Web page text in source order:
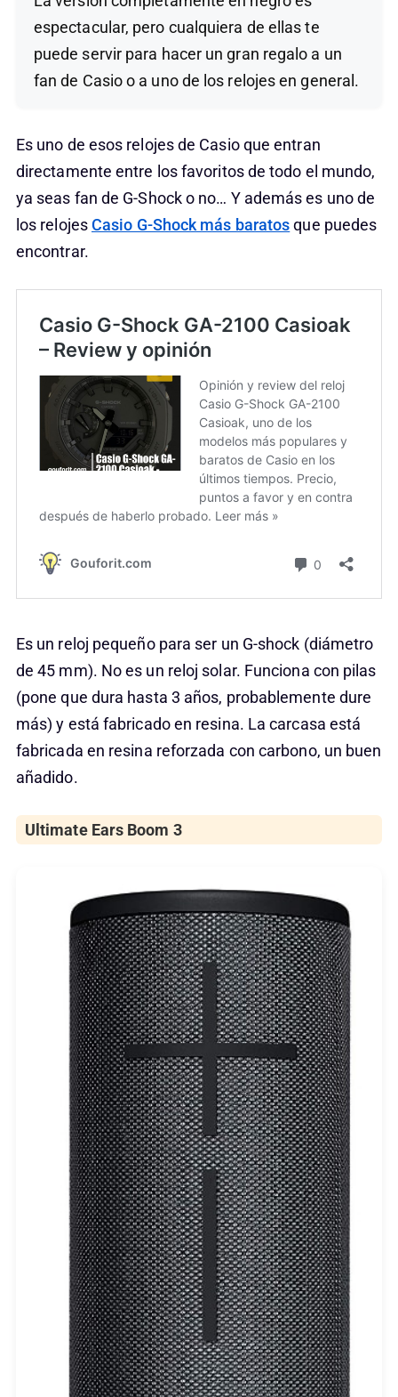
espectacular, pero cualquiera de ellas te
puede servir para hacer un gran regalo a un
fan de Casio o a uno de los relojes en general.
Es uno de esos relojes de Casio que entran
directamente entre los favoritos de todo el mundo,
ya seas fan de G-Shock o no… Y además es uno de
los relojesCasio G-Shock más baratosque puedes
encontrar.
Es un reloj pequeño para ser un G-shock (diámetro
de 45 mm). No es un reloj solar. Funciona con pilas
(pone que dura hasta 3 años, probablemente dure
más) y está fabricado en resina. La carcasa está
fabricada en resina reforzada con carbono, un buen
añadido.
Ultimate Ears Boom 3